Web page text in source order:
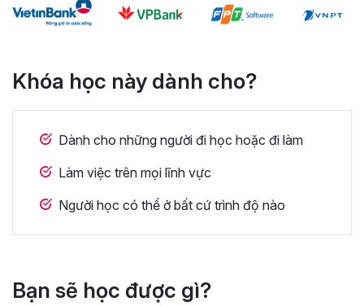
Khóa học này dành cho?
Dành cho những người đi học hoặc đi làm
Làm việc trên mọi lĩnh vực
Người học có thể ở bất cứ trình độ nào
Bạn sẽ học được gì?